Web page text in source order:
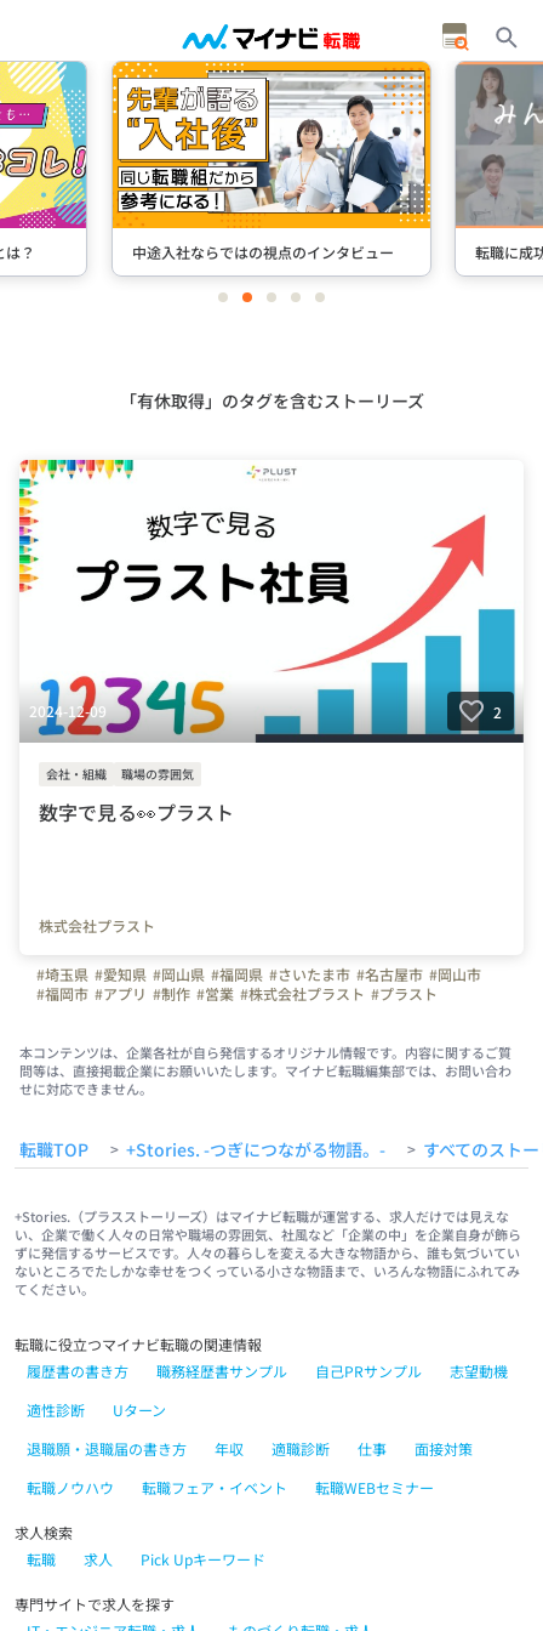
？ 中途入社ならではの視点のインタビュー 転職に成
itemitemitemitemitem
「有休取得」のタグを含むストーリーズ
2024-12-09 2
会社・組織 職場の雰囲気
数字で見る👀プラスト
株式会社プラスト
#埼玉県 #愛知県 #岡山県 #福岡県 #さいたま市 #名古屋市 #岡山市
#福岡市 #アプリ #制作 #営業 #株式会社プラスト #プラスト
#育休 #有休取得 #子育て #ライフワークバランス #働きやすさ #新卒
#未経験ＯＫ
本コンテンツは、企業各社が自ら発信するオリジナル情報です。内容に関するご質
問等は、直接掲載企業にお願いいたします。マイナビ転職編集部では、お問い合わ
せに対応できません。
転職TOP > +Stories. -つぎにつながる物語。- > すべてのスト
+Stories.（プラスストーリーズ）はマイナビ転職が運営する、求人だけでは見えな
い、企業で働く人々の日常や職場の雰囲気、社風など「企業の中」を企業自身が飾ら
ずに発信するサービスです。人々の暮らしを変える大きな物語から、誰も気づいてい
ないところでたしかな幸せをつくっている小さな物語まで、いろんな物語にふれてみ
てください。
転職に役立つマイナビ転職の関連情報
履歴書の書き方
職務経歴書サンプル 自己PRサンプル
志望動機
適性診断
Uターン
退職願・退職届の書き方
年収 適職診断 仕事
面接対策
転職ノウハウ
転職フェア・イベント 転職WEBセミナー
求人検索
転職
求人 Pick Upキーワード
専門サイトで求人を探す